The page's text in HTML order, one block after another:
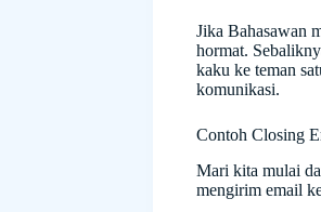
Jika Bahasawan
hormat.
kaku ke teman
komunikasi.
Contoh Closing
Mari kita mulai
mengirim email